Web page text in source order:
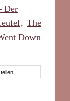
Der
, The
Down
teilen